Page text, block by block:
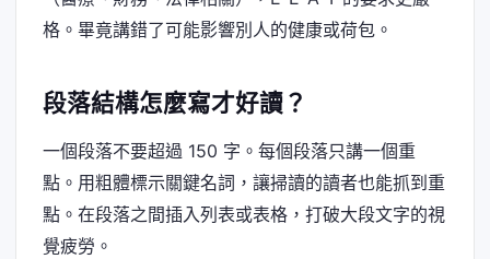
格。畢竟講錯了可能影響別人的健康或荷包。
段落結構怎麼寫才好讀？
一個段落不要超過 150 字。每個段落只講一個重
點。用粗體標示關鍵名詞，讓掃讀的讀者也能抓到重
點。在段落之間插入列表或表格，打破大段文字的視
覺疲勞。